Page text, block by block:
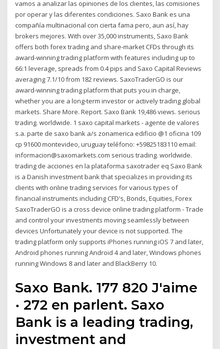
vamos a analizar las opiniones de los clientes, las comisiones
por operar y las diferentes condiciones. Saxo Bank es una
compañía multinacional con cierta fama pero, aun así, hay
brokers mejores. With over 35,000 instruments, Saxo Bank
offers both forex trading and share-market CFDs through its
award-winning trading platform with features including up to
66:1 leverage, spreads from 0.4 pips and Saxo Capital Reviews
averaging 7.1/10 from 182 reviews. SaxoTraderGO is our
award-winning trading platform that puts you in charge,
whether you are a long-term investor or actively trading global
markets. Share More. Report. Saxo Bank 19,486 views. serious
trading. worldwide. 1 saxo capital markets - agente de valores
s.a. parte de saxo bank a/s zonamerica edificio @1 oficina 109
cp 91600 montevideo, uruguay teléfono: +59825183110 email:
informacion@saxomarkets.com serious trading. worldwide.
trading de acciones en la plataforma saxotrader eq Saxo Bank
is a Danish investment bank that specializes in providing its
clients with online trading services for various types of
financial instruments including CFD's, Bonds, Equities, Forex
SaxoTraderGO is a cross device online trading platform - Trade
and control your investments moving seamlessly between
devices Unfortunately your device is not supported. The
trading platform only supports iPhones running iOS 7 and later,
Android phones running Android 4 and later, Windows phones
running Windows 8 and later and BlackBerry 10.
Saxo Bank. 177 820 J'aime
· 272 en parlent. Saxo
Bank is a leading trading,
investment and